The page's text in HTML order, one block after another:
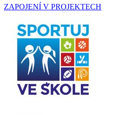
ZAPOJENÍ V PROJEKTECH